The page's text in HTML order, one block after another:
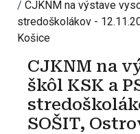
CJKNM na výstave
stredoškolákov -
Košice
CJKNM na
škôl KSK a
SOŠIT,